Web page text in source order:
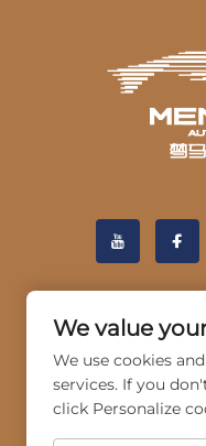
We value
We use cookies
services. If you
click Personalize